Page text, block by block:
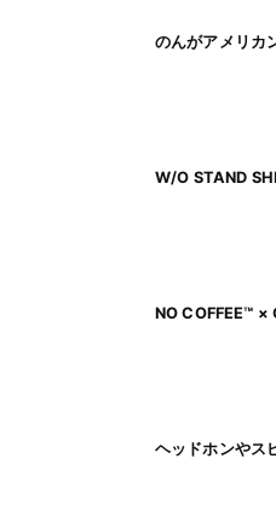
のんがアメリカ
W/O STAND
NO COFFEE™ ×
ヘッドホンやス